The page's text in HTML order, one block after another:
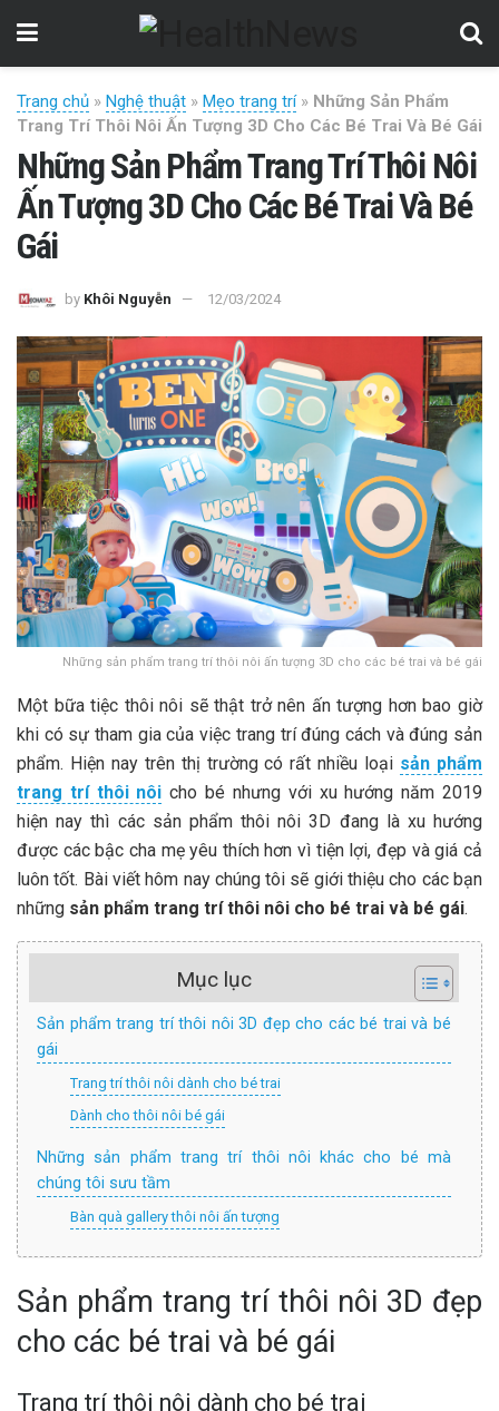
Trang chủ » Nghệ thuật » Mẹo trang trí» Những Sản Phẩm
Trang Trí Thôi Nôi Ấn Tượng 3D Cho Các Bé Trai Và Bé Gái
Những Sản Phẩm Trang Trí Thôi Nôi
Ấn Tượng 3D Cho Các Bé Trai Và Bé
Gái
by Khôi Nguyễn 12/03/2024
Những sản phẩm trang trí thôi nôi ấn tượng 3D cho các bé trai và bé gái
Một bữa tiệc thôi nôi sẽ thật trở nên ấn tượng hơn bao giờ
khi có sự tham gia của việc trang trí đúng cách và đúng sản
phẩm. Hiện nay trên thị trường có rất nhiều loại sản phẩm
trang trí thôi nôi cho bé nhưng với xu hướng năm 2019
hiện nay thì các sản phẩm thôi nôi 3D đang là xu hướng
được các bậc cha mẹ yêu thích hơn vì tiện lợi, đẹp và giá cả
luôn tốt. Bài viết hôm nay chúng tôi sẽ giới thiệu cho các bạn
những sản phẩm trang trí thôi nôi cho bé trai và bé gái.
Mục lục
Sản phẩm trang trí thôi nôi 3D đẹp cho các bé trai và bé
gái
Trang trí thôi nôi dành cho bé trai
Dành cho thôi nôi bé gái
Những sản phẩm trang trí thôi nôi khác cho bé mà
chúng tôi sưu tầm
Bàn quà gallery thôi nôi ấn tượng
Sản phẩm trang trí thôi nôi 3D đẹp
cho các bé trai và bé gái
Trang trí thôi nôi dành cho bé trai